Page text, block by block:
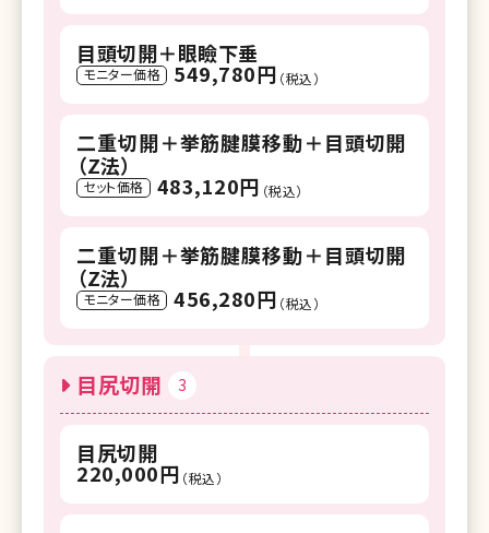
目頭切開＋眼瞼下垂
モニター価格 549,780円 （税込）
二重切開＋挙筋腱膜移動＋目頭切開
（Z法）
セット価格 483,120円 （税込）
二重切開＋挙筋腱膜移動＋目頭切開
（Z法）
モニター価格 456,280円 （税込）
目尻切開 3
目尻切開
220,000円 （税込）